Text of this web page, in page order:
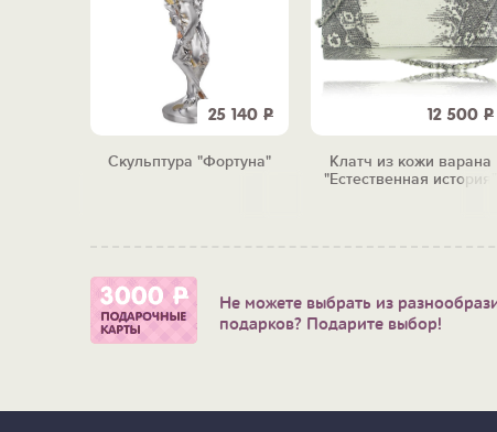
25 140 Р
Скульптура "Фортуна"
12 500 Р
Клатч из кожи варана
"Естественная история"
Не можете выбрать из
подарков? Подарите выбор!